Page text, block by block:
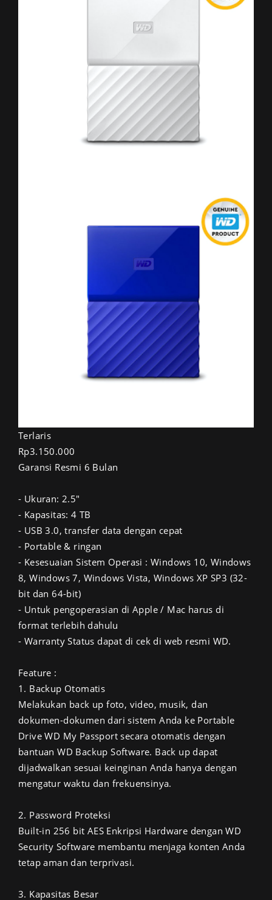
Terlaris
Rp3.150.000
Garansi Resmi 6 Bulan
- Ukuran: 2.5"
- Kapasitas: 4 TB
- USB 3.0, transfer data dengan cepat
- Portable & ringan
- Kesesuaian Sistem Operasi : Windows 10, Windows
8, Windows 7, Windows Vista, Windows XP SP3 (32-
bit dan 64-bit)
- Untuk pengoperasian di Apple / Mac harus di
format terlebih dahulu
- Warranty Status dapat di cek di web resmi WD.
Feature :
1. Backup Otomatis
Melakukan back up foto, video, musik, dan
dokumen-dokumen dari sistem Anda ke Portable
Drive WD My Passport secara otomatis dengan
bantuan WD Backup Software. Back up dapat
dijadwalkan sesuai keinginan Anda hanya dengan
mengatur waktu dan frekuensinya.
2. Password Proteksi
Built-in 256 bit AES Enkripsi Hardware dengan WD
Security Software membantu menjaga konten Anda
tetap aman dan terprivasi.
3. Kapasitas Besar